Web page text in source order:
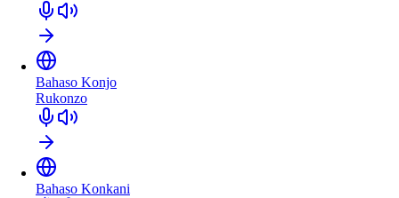
Bahaso Konjo
Rukonzo
Bahaso Konkani